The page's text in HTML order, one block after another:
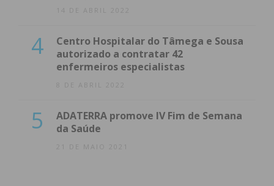
14 DE ABRIL 2022
4
Centro Hospitalar do Tâmega e Sousa
autorizado a contratar 42
enfermeiros especialistas
8 DE ABRIL 2022
5
ADATERRA promove IV Fim de Semana
da Saúde
21 DE MAIO 2021